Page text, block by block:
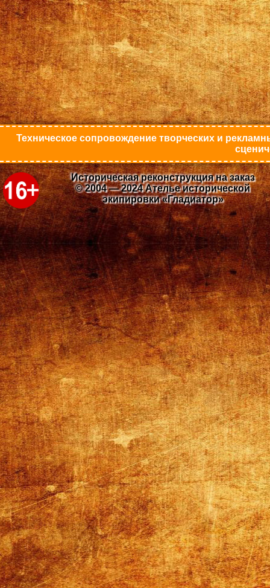
Техническое сопровождение творческих и
Историческая реконструкция на заказ
© 2004 — 2024 Ателье исторической
экипировки «Гладиатор»